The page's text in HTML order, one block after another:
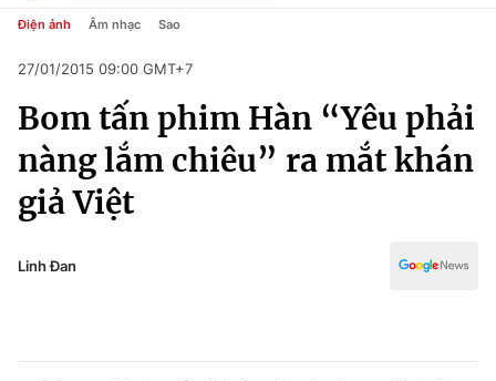
Chuyên mục
Chính trị
Xã hội
Pháp luật
Chính trị
Pháp luật
Kinh tế
Thể thao
Truyền hình
Văn hóa - Giải trí
Điện ảnh Âm nhạc Sao
27/01/2015 09:00 GMT+7
Bom tấn phim Hàn “Yêu phải
nàng lắm chiêu” ra mắt khán
giả Việt
Linh Đan